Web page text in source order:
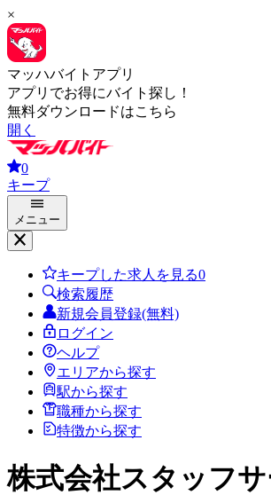
×
マッハバイトアプリ
アプリでお得にバイト探し！
無料ダウンロードはこちら
開く
0
キープ
メニュー
キープした求人を見る0
検索履歴
新規会員登録(無料)
ログイン
ヘルプ
エリアから探す
駅から探す
職種から探す
特徴から探す
株式会社スタッフ